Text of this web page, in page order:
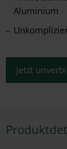
Aluminium
Jetzt